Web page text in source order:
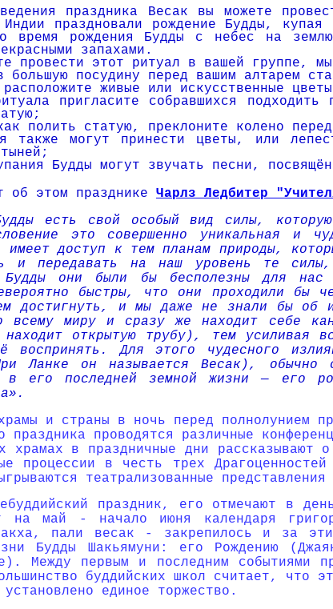
праздника Весак вы можете
праздновали рожде­ние Будды,
время рождения Будды с небес на
запахами.
провести этот ритуал в вашей группе,
большую посудину перед вашим алтарем
живые или искусственные
пригласите собравшихся
полить статую, преклоните колено
также могут принести цветы, или
Будды могут звучать песни,
об этом празднике Чарлз Ледбитер
есть свой особый вид силы,
это совершенно уникальная и
имеет доступ к тем планам природы,
и передавать на наш уровень те
Будды они были бы бесполезны для
быстры, что они проходили бы
достигнуть, и мы даже не знали бы об
всему миру и сразу же находит себе
открытую трубу), тем усиливая
воспринять. Для этого чудесного
Ланке он называется Весак), обычно
в его последней земной жизни — его
и страны в ночь перед полнолунием
праздника проводятся различные
храмах в праздничные дни рассказывают
процессии в честь трех
театрализованные
праздник, его отмечают в
на май - начало июня календаря
пали весак - закрепилось и за
Будды Шакьямуни: его Рождению
Между первым и последним
буддийских школ считает, что
единое торжество.